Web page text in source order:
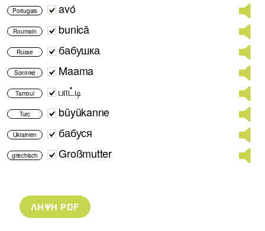
Portugais avó
Roumain bunică
Russe бабушка
Soninké Maama
Tamoul பாட்டி
Turc büyükanne
Ukrainien бабуся
griechisch Großmutter